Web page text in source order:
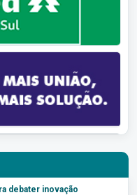
debater inovação